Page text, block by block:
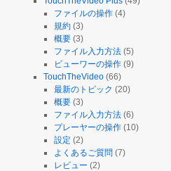
ファイルの操作 (4)
規約 (3)
概要 (3)
ファイル入力方法 (5)
ビューワーの操作 (9)
TouchTheVideo(66)
最新のトピック (20)
概要 (3)
ファイル入力方法 (6)
プレーヤーの操作 (10)
設定 (2)
よくあるご質問 (7)
レビュー (2)